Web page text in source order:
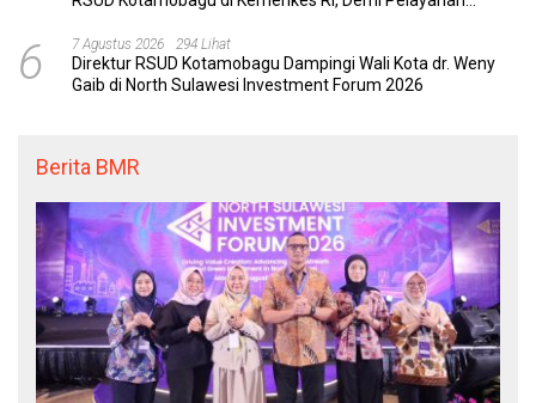
6 7 Agustus 2026 294 Lihat
Direktur RSUD Kotamobagu Dampingi Wali Kota dr. Weny
Gaib di North Sulawesi Investment Forum 2026
Berita BMR